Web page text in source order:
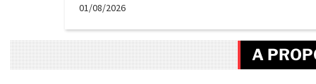
01/08/2026
A